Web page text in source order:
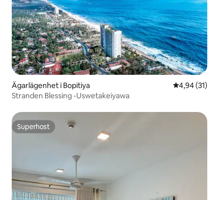
Ägarlägenhet i Bopitiya 4,94 av 5 i
4,94 (31)
Stranden Blessing -Uswetakeiyawa
Superhost
Superhost